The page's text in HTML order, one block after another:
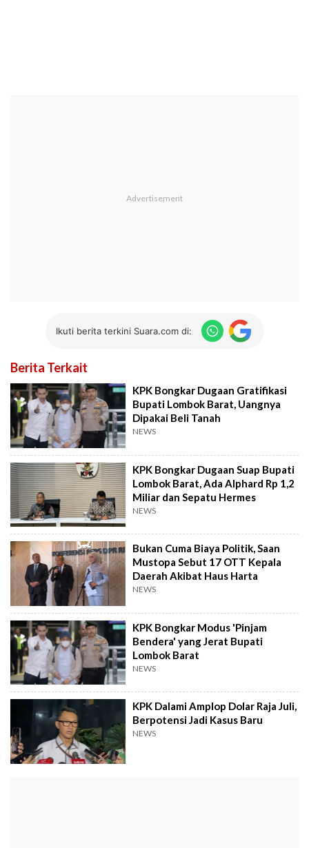
Ikuti berita terkini Suara.com di:
Berita Terkait
KPK Bongkar Dugaan Gratifikasi
Bupati Lombok Barat, Uangnya
Dipakai Beli Tanah
NEWS
KPK Bongkar Dugaan Suap Bupati
Lombok Barat, Ada Alphard Rp 1,2
Miliar dan Sepatu Hermes
NEWS
Bukan Cuma Biaya Politik, Saan
Mustopa Sebut 17 OTT Kepala
Daerah Akibat Haus Harta
NEWS
KPK Bongkar Modus 'Pinjam
Bendera' yang Jerat Bupati
Lombok Barat
NEWS
KPK Dalami Amplop Dolar Raja Juli,
Berpotensi Jadi Kasus Baru
NEWS